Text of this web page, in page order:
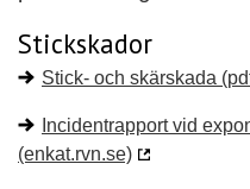
Stickskador
Stick- och skärskada
Incidentrapport vid
(enkat.rvn.se)